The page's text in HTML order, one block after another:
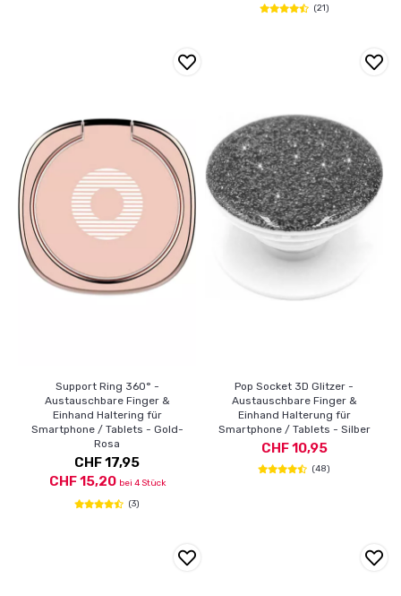
(21)
Support Ring 360° -
Austauschbare Finger &
Einhand Haltering für
Smartphone / Tablets - Gold-
Rosa
CHF 17,95
CHF 15,20 bei 4 Stück
(3)
Pop Socket 3D Glitzer -
Austauschbare Finger &
Einhand Halterung für
Smartphone / Tablets - Silber
CHF 10,95
(48)